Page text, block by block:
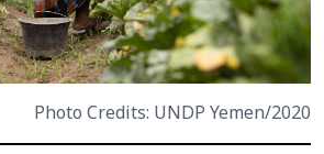
Photo Credits: UNDP Yemen/2020